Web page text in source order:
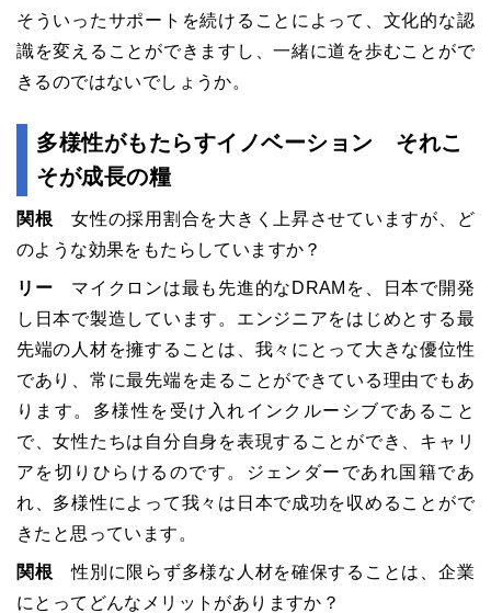
そういったサポートを続けることによって、文化的な認
識を変えることができますし、一緒に道を歩むことがで
きるのではないでしょうか。
多様性がもたらすイノベーション それこ
そが成長の糧
関根 女性の採用割合を大きく上昇させていますが、ど
のような効果をもたらしていますか？
リー マイクロンは最も先進的なDRAMを、日本で開発
し日本で製造しています。エンジニアをはじめとする最
先端の人材を擁することは、我々にとって大きな優位性
であり、常に最先端を走ることができている理由でもあ
ります。多様性を受け入れインクルーシブであること
で、女性たちは自分自身を表現することができ、キャリ
アを切りひらけるのです。ジェンダーであれ国籍であ
れ、多様性によって我々は日本で成功を収めることがで
きたと思っています。
関根 性別に限らず多様な人材を確保することは、企業
にとってどんなメリットがありますか？